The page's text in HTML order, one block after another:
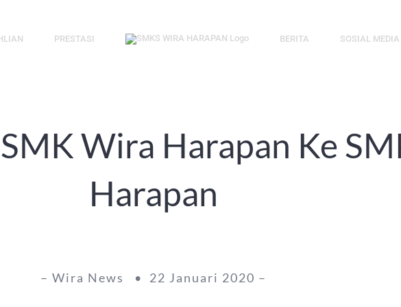
PRESTASI BERITA SOSIAL MEDIA
Wira Harapan Ke
Harapan
– Wira News • 22 Januari 2020 –